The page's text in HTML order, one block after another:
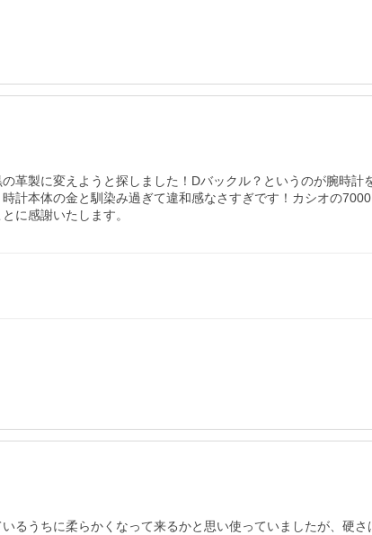
革製に変えようと探しました！Dバックル？というのが腕時
計本体の金と馴染み過ぎて違和感なさすぎです！カシオの
に感謝いたします。
るうちに柔らかくなって来るかと思い使っていましたが、硬